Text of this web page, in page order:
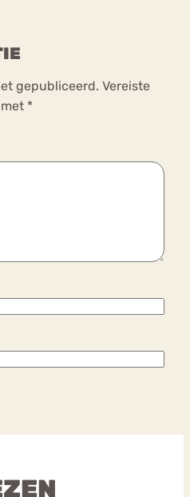
gepubliceerd. Vereiste
*